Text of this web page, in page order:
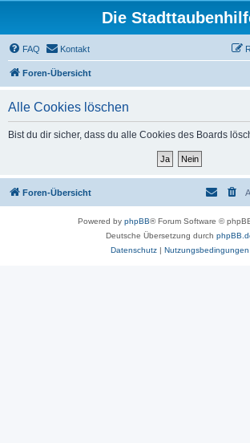
Die
FAQ Kontakt
Foren-Übersicht
Alle Cookies löschen
Bist du dir sicher, dass du alle Cookies des Boards
Foren-Übersicht
Powered by phpBB® Forum Software ©
Deutsche Übersetzung durch
Datenschutz| Nutzungsbedingungen